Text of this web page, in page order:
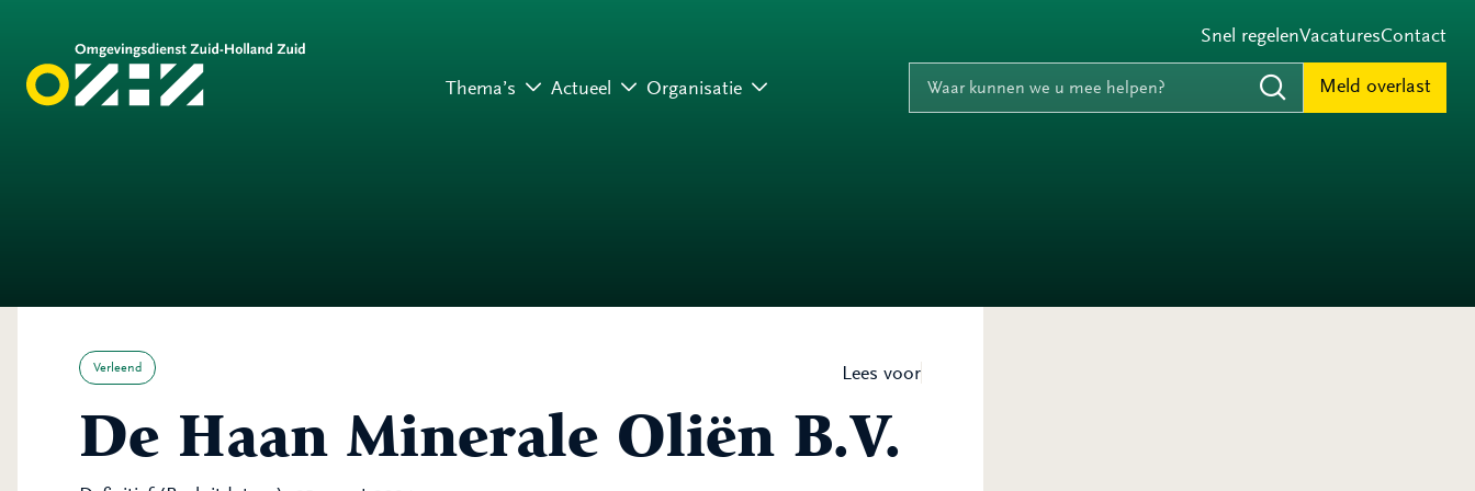
Naar inhoud
Naar navigatie
Snel regelenVacaturesContact
Thema’s Actueel Organisatie
Waar kunnen we u mee helpen?
Zoeken
Meld overlast
Lees voor
Verleend
De Haan Minerale Oliën B.V.